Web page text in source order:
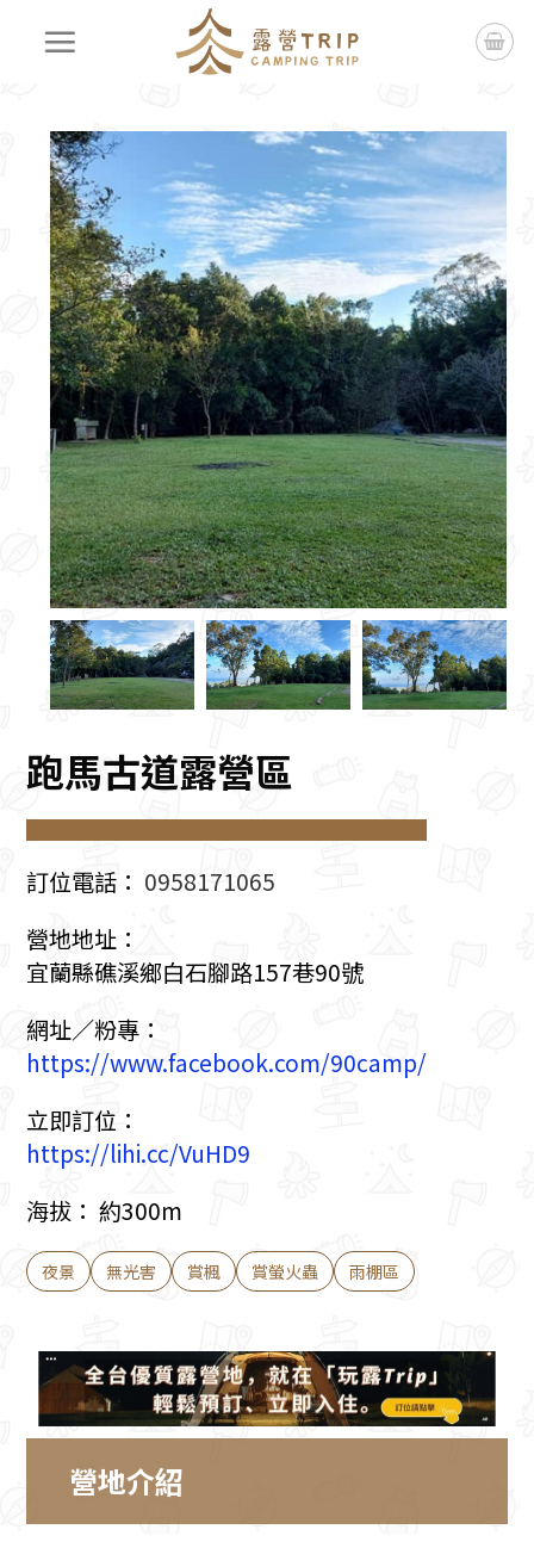
跑馬古道露營區
訂位電話： 0958171065
營地地址：
宜蘭縣礁溪鄉白石腳路157巷90號
網址／粉專：
https://www.facebook.com/90camp/
立即訂位：
https://lihi.cc/VuHD9
海拔： 約300m
夜景 無光害 賞楓 賞螢火蟲 雨棚區
營地介紹